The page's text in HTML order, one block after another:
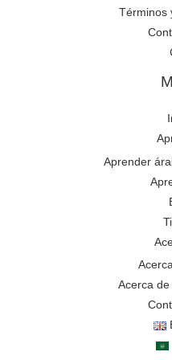
Términos
Aprender
Acerca